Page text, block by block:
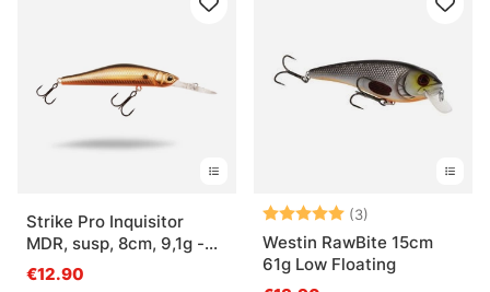
Strike Pro Inquisitor
MDR, susp, 8cm, 9,1g -
Golden Shiner
€12.90
Arvio: (3)
Westin RawBite 15cm
61g Low Floating